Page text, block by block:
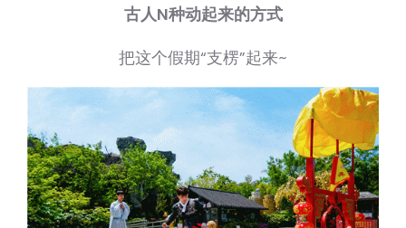
古人N种动起来的方式
把这个假期“支楞”起来~